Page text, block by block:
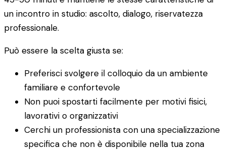
un incontro in studio: ascolto, dialogo, riservatezza
professionale.
Può essere la scelta giusta se:
Preferisci svolgere il colloquio da un ambiente
familiare e confortevole
Non puoi spostarti facilmente per motivi fisici,
lavorativi o organizzativi
Cerchi un professionista con una specializzazione
specifica che non è disponibile nella tua zona